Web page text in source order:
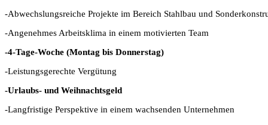
-Abwechslungsreiche Projekte im Bereich Stahlbau und
-Angenehmes Arbeitsklima in einem motivierten Team
-4-Tage-Woche (Montag bis Donnerstag)
-Leistungsgerechte Vergütung
-Urlaubs- und Weihnachtsgeld
-Langfristige Perspektive in einem wachsenden Unternehmen